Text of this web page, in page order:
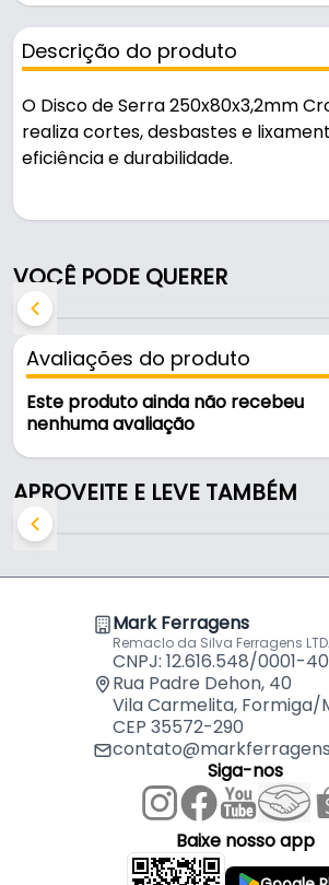
Descrição do produto
O Disco de Serra 250x80x3,2mm
realiza cortes, desbastes e
eficiência e durabilidade.
oficinas, obras e manutenção.
Fabricado com acabamento
e durável no uso diário.
Características:
- Marca: Kws
- Dimensão da serra: 250 mm
- Aplicação: Corte e desbaste de
- Corte e desbaste de metais e
VOCÊ PODE QUERER
Avaliações do produto
Este produto ainda não recebeu
nenhuma avaliação
APROVEITE E LEVE TAMBÉM
Mark Ferragens
Remaclo da Silva Ferragens
CNPJ: 12.616.548/0001-40
Rua Padre Dehon, 40
Vila Carmelita, Formiga/
CEP 35572-290
Siga-nos
Baixe nosso app